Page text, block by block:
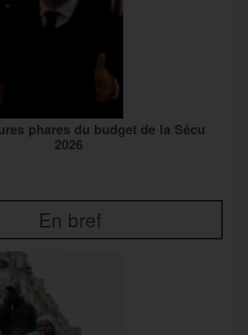
phares du budget de la Sécu
2026
En bref